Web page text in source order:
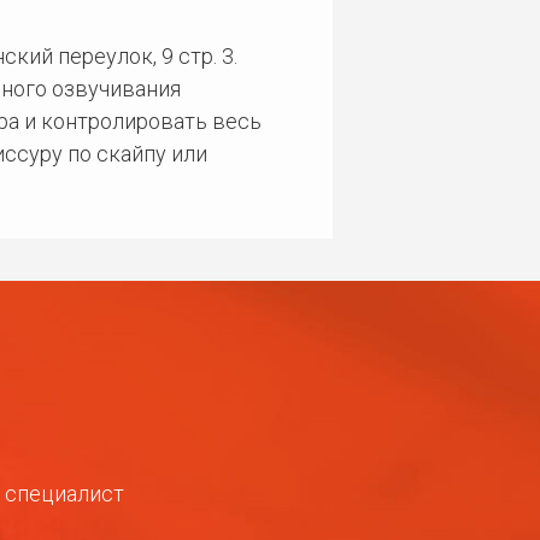
переулок, 9 стр. 3.
озвучивания
и контролировать весь
по скайпу или